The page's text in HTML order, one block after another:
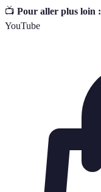
📺 Pour aller plus loin :
YouTube